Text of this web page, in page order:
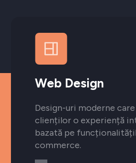
Web Design
Design-uri moderne
clienților o experiență
bazată pe
commerce.